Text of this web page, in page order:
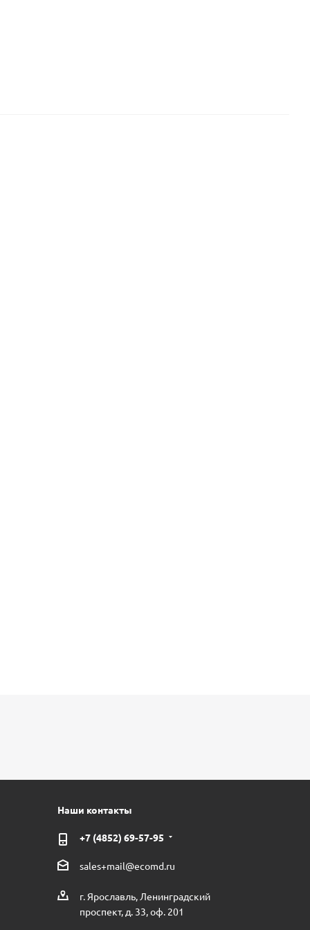
Наши контакты
+7 (4852) 69-57-95
sales+mail@ecomd.ru
г. Ярославль, Ленинградский
проспект, д. 33, оф. 201